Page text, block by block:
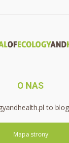
O NAS
to
Mapa strony